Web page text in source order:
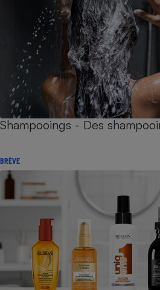
Shampooings - Des
BRÈVE